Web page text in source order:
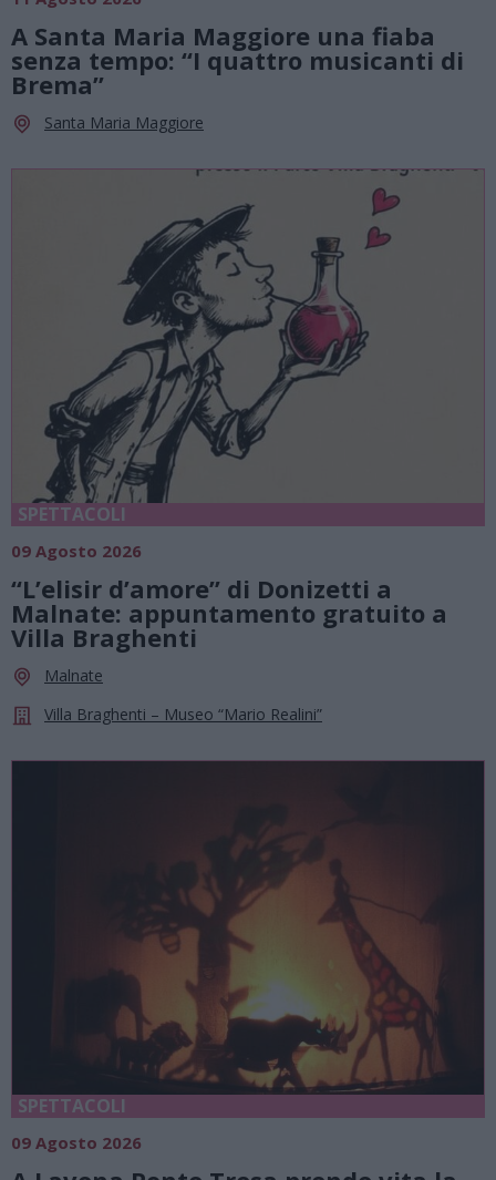
A Santa Maria Maggiore una fiaba
senza tempo: “I quattro musicanti di
Brema”
Santa Maria Maggiore
SPETTACOLI
09 Agosto 2026
“L’elisir d’amore” di Donizetti a
Malnate: appuntamento gratuito a
Villa Braghenti
Malnate
Villa Braghenti – Museo “Mario Realini”
SPETTACOLI
09 Agosto 2026